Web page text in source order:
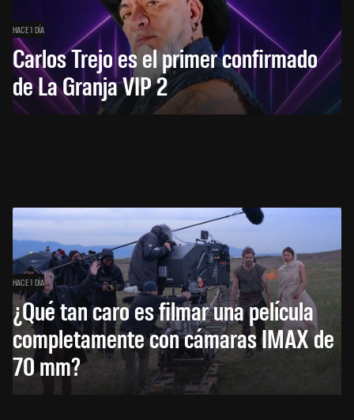
HACE 1 DÍA
Carlos Trejo es el primer confirmado
de La Granja VIP 2
HACE 1 DÍA
¿Qué tan caro es filmar una película
completamente con cámaras IMAX de
70 mm?